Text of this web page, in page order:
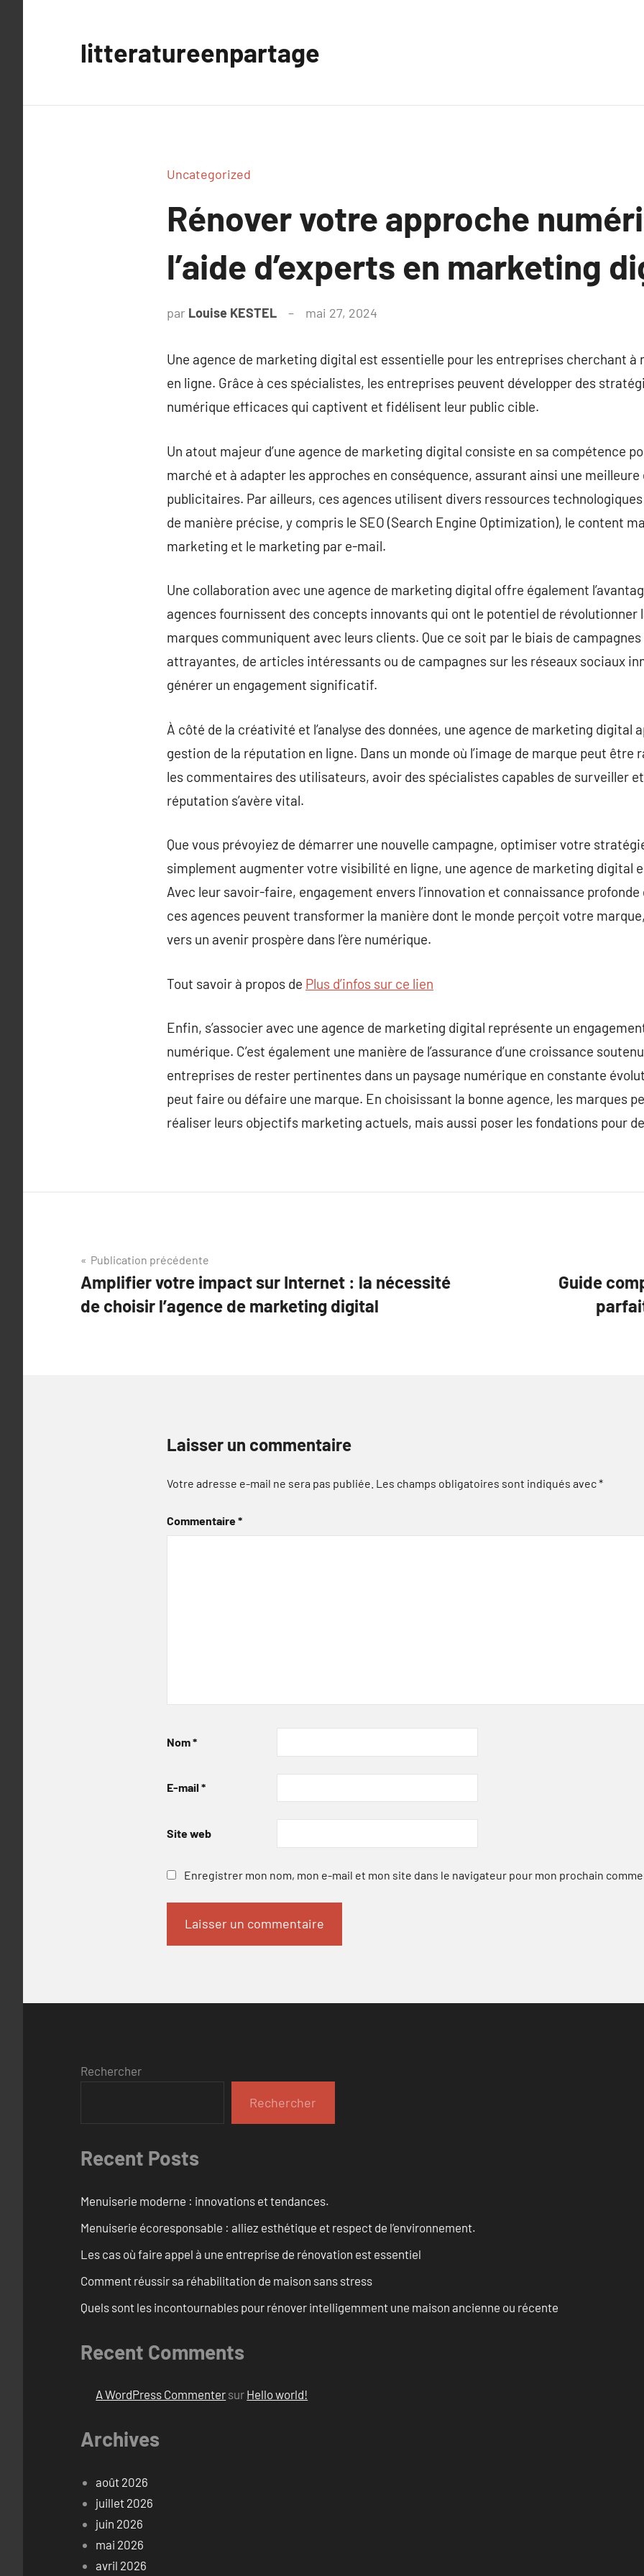
litteratureenpartage
Uncategorized
Rénover votre approche
l’aide d’experts en marketing
par Louise KESTEL mai 27, 2024
Une agence de marketing digital est essentielle pour les entreprises cherchant à
en ligne. Grâce à ces spécialistes, les entreprises peuvent développer des
numérique efficaces qui captivent et fidélisent leur public cible.
Un atout majeur d’une agence de marketing digital consiste en sa compétence
marché et à adapter les approches en conséquence, assurant ainsi une
publicitaires. Par ailleurs, ces agences utilisent divers ressources
de manière précise, y compris le SEO (Search Engine Optimization), le content
marketing et le marketing par e-mail.
Une collaboration avec une agence de marketing digital offre également
agences fournissent des concepts innovants qui ont le potentiel de révolutionner
marques communiquent avec leurs clients. Que ce soit par le biais de
attrayantes, de articles intéressants ou de campagnes sur les réseaux sociaux
générer un engagement significatif.
À côté de la créativité et l’analyse des données, une agence de marketing digital
gestion de la réputation en ligne. Dans un monde où l’image de marque peut
les commentaires des utilisateurs, avoir des spécialistes capables de surveiller
réputation s’avère vital.
Que vous prévoyiez de démarrer une nouvelle campagne, optimiser votre
simplement augmenter votre visibilité en ligne, une agence de marketing digital
Avec leur savoir-faire, engagement envers l’innovation et connaissance profonde
ces agences peuvent transformer la manière dont le monde perçoit votre
vers un avenir prospère dans l’ère numérique.
Tout savoir à propos de Plus d’infos sur ce lien
Enfin, s’associer avec une agence de marketing digital représente un
numérique. C’est également une manière de l’assurance d’une croissance
entreprises de rester pertinentes dans un paysage numérique en constante
peut faire ou défaire une marque. En choisissant la bonne agence, les marques
réaliser leurs objectifs marketing actuels, mais aussi poser les fondations pour
Navigation
de
l’article
Publication précédente
Amplifier votre impact sur Internet : la nécessité
de choisir l’agence de marketing digital
Guide
Laisser un commentaire
Votre adresse e-mail ne sera pas publiée. Les champs obligatoires sont indiqués avec*
Commentaire*
Nom*
E-mail *
Site web
Enregistrer mon nom, mon e-mail et mon site dans le navigateur pour mon prochain
Rechercher
Rechercher
Recent Posts
Menuiserie moderne : innovations et tendances.
Menuiserie écoresponsable : alliez esthétique et respect de l’environnement.
Les cas où faire appel à une entreprise de rénovation est essentiel
Comment réussir sa réhabilitation de maison sans stress
Quels sont les incontournables pour rénover intelligemment une maison ancienne ou récente
Recent Comments
A WordPress Commenter sur Hello world!
Archives
août 2026
juillet 2026
juin 2026
mai 2026
avril 2026